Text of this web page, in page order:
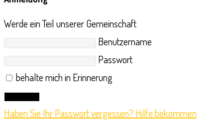
Werde ein Teil unserer Gemeinschaft
Benutzername
Passwort
behalte mich in Erinnerung
Haben Sie Ihr Passwort vergessen? Hilfe bekommen